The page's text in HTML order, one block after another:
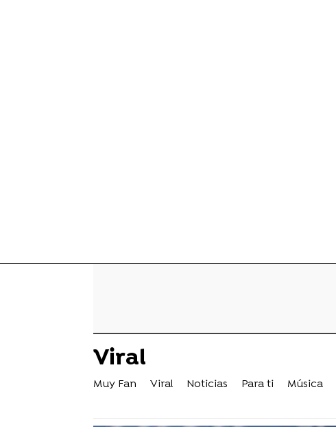
Viral
Muy Fan Viral Noticias Para ti Música